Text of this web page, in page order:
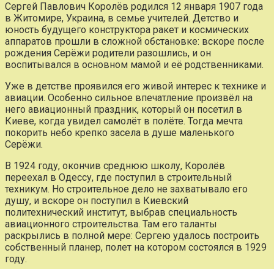
Сергей Павлович Королёв родился 12 января 1907 года
в Житомире, Украина, в семье учителей. Детство и
юность будущего конструктора ракет и космических
аппаратов прошли в сложной обстановке: вскоре после
рождения Серёжи родители разошлись, и он
воспитывался в основном мамой и её родственниками.
Уже в детстве проявился его живой интерес к технике и
авиации. Особенно сильное впечатление произвёл на
него авиационный праздник, который он посетил в
Киеве, когда увидел самолёт в полёте. Тогда мечта
покорить небо крепко засела в душе маленького
Серёжи.
В 1924 году, окончив среднюю школу, Королёв
переехал в Одессу, где поступил в строительный
техникум. Но строительное дело не захватывало его
душу, и вскоре он поступил в Киевский
политехнический институт, выбрав специальность
авиационного строительства. Там его таланты
раскрылись в полной мере: Сергею удалось построить
собственный планер, полет на котором состоялся в 1929
году.